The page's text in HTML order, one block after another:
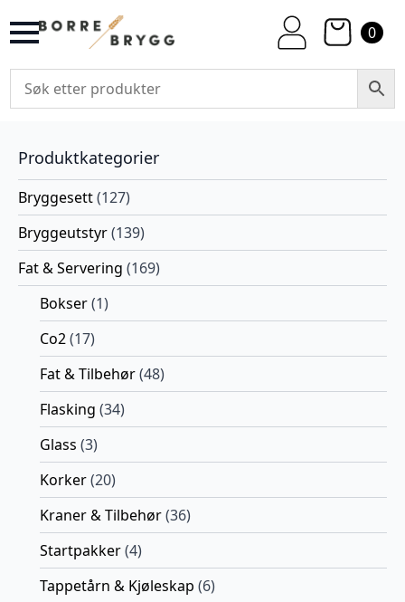
0
Produktkategorier
Bryggesett(127)
Bryggeutstyr(139)
Fat & Servering (169)
Bokser(1)
Co2(17)
Fat & Tilbehør(48)
Flasking (34)
Glass (3)
Korker(20)
Kraner & Tilbehør(36)
Startpakker(4)
Tappetårn & Kjøleskap (6)